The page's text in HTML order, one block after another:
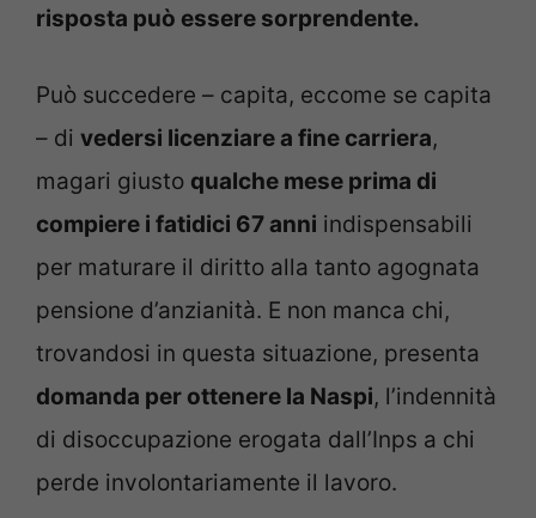
risposta può essere sorprendente.
Può succedere – capita, eccome se capita
– di vedersi licenziare a fine carriera,
magari giusto qualche mese prima di
compiere i fatidici 67 anni indispensabili
per maturare il diritto alla tanto agognata
pensione d’anzianità. E non manca chi,
trovandosi in questa situazione, presenta
domanda per ottenere la Naspi, l’indennità
di disoccupazione erogata dall’Inps a chi
perde involontariamente il lavoro.